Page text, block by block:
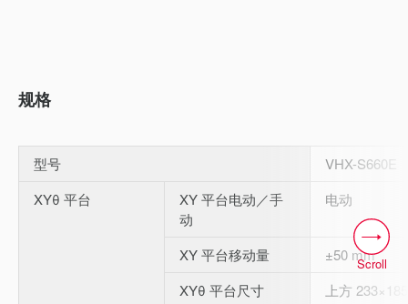
规格
型号
VHX-S660E
XYθ 平台
XY 平台电动／手
动
电动
XY 平台移动量
±50 mm
XYθ 平台尺寸
上方
Scroll